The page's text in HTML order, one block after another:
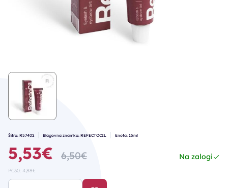
Šifra: R57402 Blagovna znamka: REFECTOCIL Enota: 15ml
5,53€ 6,50€ Na zalogi
PC30: 4,88€